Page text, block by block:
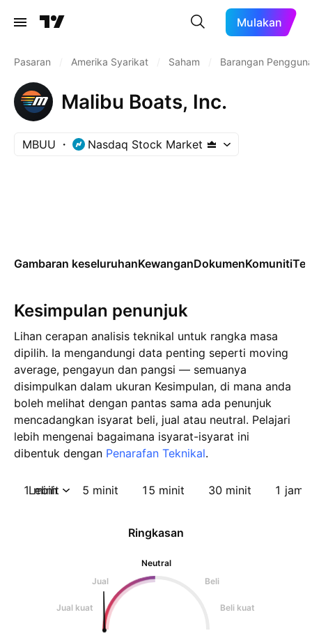
Mulakan
Pasaran Amerika Syarikat Saham Barangan
Malibu Boats, Inc.
MBUU Nasdaq Stock Market
Gambaran keseluruhanKewanganDokumenKomuniti
Kesimpulan penunjuk
Lihan cerapan analisis teknikal untuk rangka masa
dipilih. Ia mengandungi data penting seperti moving
average, pengayun dan pangsi — semuanya
disimpulkan dalam ukuran Kesimpulan, di mana anda
boleh melihat dengan pantas sama ada penunjuk
mencadangkan isyarat beli, jual atau neutral. Pelajari
lebih mengenai bagaimana isyarat-isyarat ini
dibentuk dengan Penarafan Teknikal.
1 minit 5 minit 15 minit 30 minit 1 jam
Lebih
Ringkasan
Neutral
Jual
Beli
Jual kuat Beli kuat